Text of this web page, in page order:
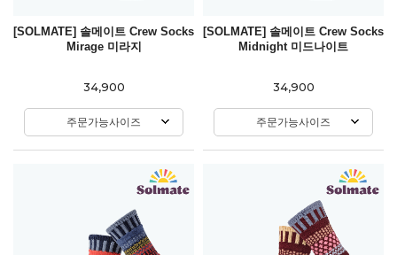
[SOLMATE] 솔메이트 Crew Socks
Mirage 미라지
34,900
주문가능사이즈
[SOLMATE] 솔메이트 Crew Socks
Midnight 미드나이트
34,900
주문가능사이즈